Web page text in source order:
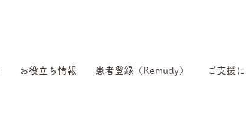
お役立ち情報 患者登録（Remudy） ご支援